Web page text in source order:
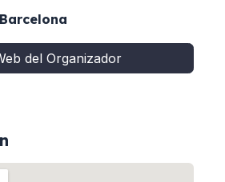
del Organizador